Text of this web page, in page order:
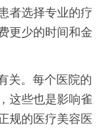
者选择专业的疗
更少的时间和金
关。每个医院的
这些也是影响雀
规的医疗美容医